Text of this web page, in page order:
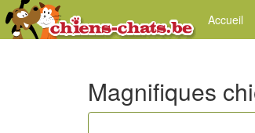
Accueil
Magnifiques